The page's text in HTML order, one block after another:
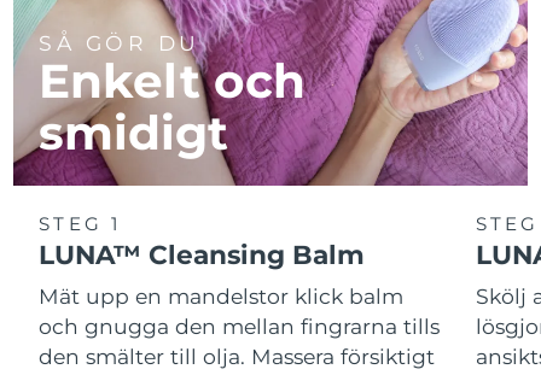
SÅ GÖR DU
Enkelt och
smidigt
STEG 1
LUNA™ Cleansing Balm
Mät upp en mandelstor klick balm
och gnugga den mellan fingrarna tills
den smälter till olja. Massera försiktigt
Skölj